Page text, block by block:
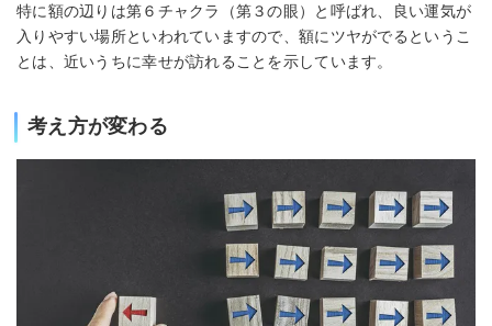
特に額の辺りは第６チャクラ（第３の眼）と呼ばれ、良い運気が
入りやすい場所といわれていますので、額にツヤがでるというこ
とは、近いうちに幸せが訪れることを示しています。
考え方が変わる